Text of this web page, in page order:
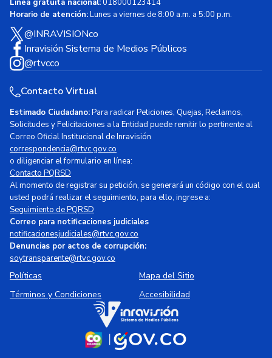
Línea gratuita nacional:018000123414
Horario de atención:Lunes a viernes de 8:00 a.m. a 5:00 p.m.
@INRAVISIONco
Inravisión Sistema de Medios Públicos
@rtvcco
Contacto Virtual
Estimado Ciudadano:Para radicar Peticiones, Quejas, Reclamos,
Solicitudes y Felicitaciones a la Entidad puede remitir lo pertinente al
Correo Oficial Institucional de Inravisión
correspondencia@rtvc.gov.co
o diligenciar el formulario en línea:
Contacto PQRSD
Al momento de registrar su petición, se generará un código con el cual
usted podrá realizar el seguimiento, para ello, ingrese a:
Seguimiento de PQRSD
Correo para notificaciones judiciales
notificacionesjudiciales@rtvc.gov.co
Denuncias por actos de corrupción:
soytransparente@rtvc.gov.co
Políticas
Mapa del Sitio
Términos y Condiciones
Accesibilidad